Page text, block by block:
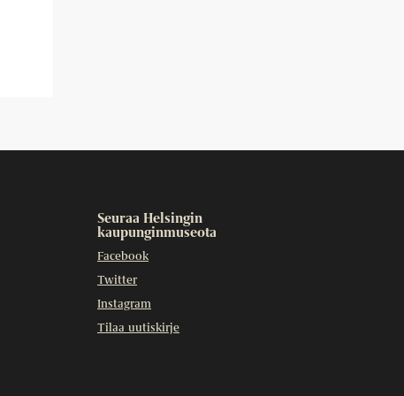
Seuraa Helsingin
kaupunginmuseota
Facebook
Twitter
Instagram
Tilaa uutiskirje